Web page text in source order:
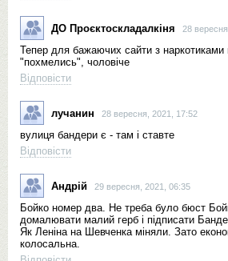
ДО Проєктоскладалкіня 28
Тепер для бажаючих сайти з наркотиками
"похмелись", чоловіче
Відповісти
лучанин 28 вересня, 2021, 17:52
вулиця бандери є - там і ставте
Відповісти
Андрій 29 вересня, 2021, 06:35
Бойко номер два. Не треба було бюст
домалювати малий герб і підписати
Як Леніна на Шевченка міняли. Зато
колосальна.